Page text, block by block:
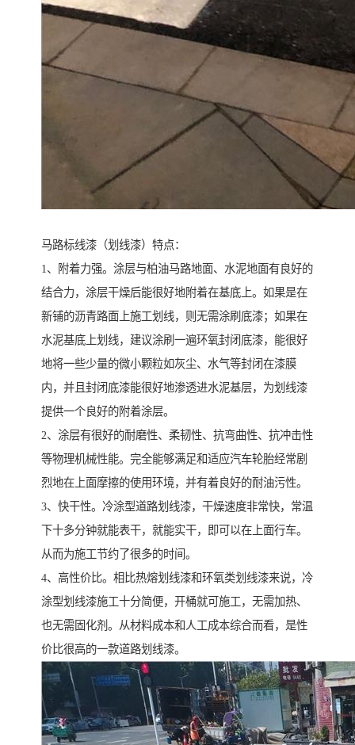
马路标线漆（划线漆）特点：
1、附着力强。涂层与柏油马路地面、水泥地面有良好的
结合力，涂层干燥后能很好地附着在基底上。如果是在
新铺的沥青路面上施工划线，则无需涂刷底漆；如果在
水泥基底上划线，建议涂刷一遍环氧封闭底漆，能很好
地将一些少量的微小颗粒如灰尘、水气等封闭在漆膜
内，并且封闭底漆能很好地渗透进水泥基层，为划线漆
提供一个良好的附着涂层。
2、涂层有很好的耐磨性、柔韧性、抗弯曲性、抗冲击性
等物理机械性能。完全能够满足和适应汽车轮胎经常剧
烈地在上面摩擦的使用环境，并有着良好的耐油污性。
3、快干性。冷涂型道路划线漆，干燥速度非常快，常温
下十多分钟就能表干，就能实干，即可以在上面行车。
从而为施工节约了很多的时间。
4、高性价比。相比热熔划线漆和环氧类划线漆来说，冷
涂型划线漆施工十分简便，开桶就可施工，无需加热、
也无需固化剂。从材料成本和人工成本综合而看，是性
价比很高的一款道路划线漆。